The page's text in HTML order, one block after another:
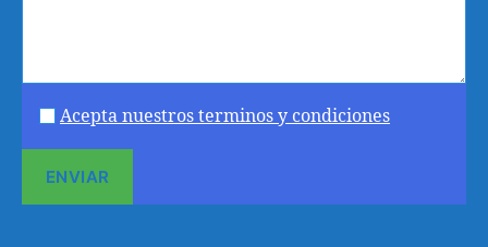
Acepta nuestros terminos y condiciones